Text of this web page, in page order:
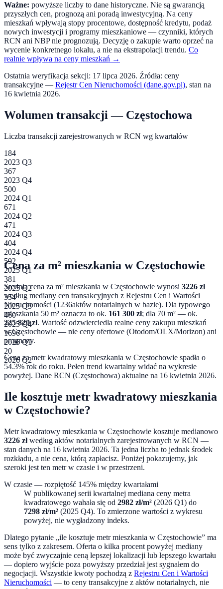
Ważne: powyższe liczby to dane historyczne. Nie są gwarancją
przyszłych cen, prognozą ani poradą inwestycyjną. Na ceny
mieszkań wpływają stopy procentowe, dostępność kredytu, podaż
nowych inwestycji i programy mieszkaniowe — czynniki, których
RCN ani NBP nie prognozują. Decyzję o zakupie warto oprzeć na
wycenie konkretnego lokalu, a nie na ekstrapolacji trendu. Co
realnie wpływa na ceny mieszkań →
Ostatnia weryfikacja sekcji: 17 lipca 2026. Źródła: ceny
transakcyjne — Rejestr Cen Nieruchomości (dane.gov.pl), stan na
16 kwietnia 2026.
Wolumen transakcji — Częstochowa
Liczba transakcji zarejestrowanych w RCN wg kwartałów
184
2023 Q3
367
2023 Q4
500
2024 Q1
671
2024 Q2
471
2024 Q3
404
2024 Q4
592
2025 Q1
381
2025 Q2
354
2025 Q3
460
2025 Q4
1696
2026 Q1
20
2026 Q2
Cena za m² mieszkania w Częstochowie
Średnia cena za m² mieszkania w Częstochowie wynosi 3226 zł
według mediany cen transakcyjnych z Rejestru Cen i Wartości
Nieruchomości (1236aktów notarialnych w bazie). Dla typowego
mieszkania 50 m² oznacza to ok. 161 300 zł; dla 70 m² — ok.
225 820zł. Wartość odzwierciedla realne ceny zakupu mieszkań
wCzęstochowie — nie ceny ofertowe (Otodom/OLX/Morizon) ani
prognozy.
Cena za metr kwadratowy mieszkania w Częstochowie spadła o
54.3% rok do roku. Pełen trend kwartalny widać na wykresie
powyżej. Dane RCN (Częstochowa) aktualne na 16 kwietnia 2026.
Ile kosztuje metr kwadratowy mieszkania
w Częstochowie?
Metr kwadratowy mieszkania w Częstochowie kosztuje medianowo
3226 złwedług aktów notarialnych zarejestrowanych w RCN —
stan danych na 16 kwietnia 2026. Ta jedna liczba to jednak środek
rozkładu, a nie cena, którą zapłacisz. Poniżej pokazujemy, jak
szeroki jest ten metr w czasie i w przestrzeni.
W czasie — rozpiętość 145% między kwartałami
W publikowanej serii kwartalnej mediana ceny metra
kwadratowego wahała się od 2982 zł/m² (2026 Q1) do
7298 zł/m² (2025 Q4). To zmierzone wartości z wykresu
powyżej, nie wygładzony indeks.
Dlatego pytanie „ile kosztuje metr mieszkania w Częstochowie” ma
sens tylko z zakresem. Oferta o kilka procent powyżej mediany
może być zwyczajnie ceną lepszej lokalizacji lub lepszego kwartału
— dopiero wyjście poza powyższy przedział jest sygnałem do
negocjacji. Wszystkie kwoty pochodzą z Rejestru Cen i Wartości
Nieruchomości — to ceny transakcyjne z aktów notarialnych, nie